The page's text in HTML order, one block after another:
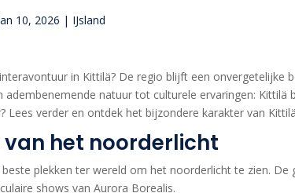
10, 2026 | IJsland
in Kittilä? De regio blijft een onvergetelijke
adembenemende natuur tot culturele ervaringen:
Lees verder en ontdek het bijzondere karakter van
van het noorderlicht
plekken ter wereld om het noorderlicht te zien.
shows van Aurora Borealis.